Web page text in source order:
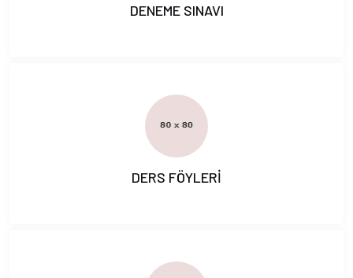
DENEME SINAVI
DERS FÖYLERİ